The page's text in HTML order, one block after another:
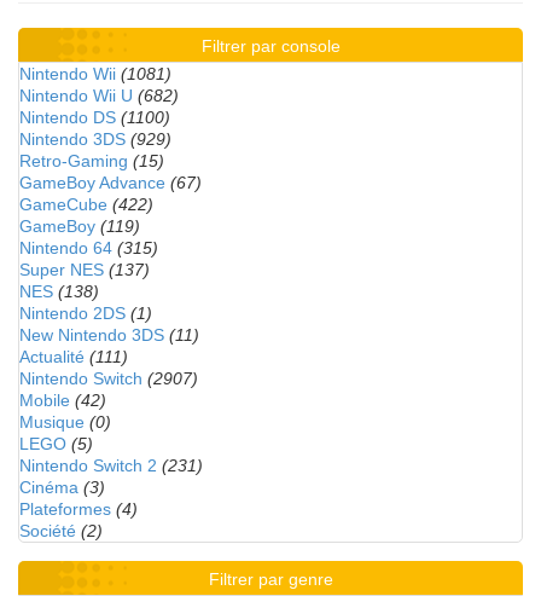
Filtrer par console
Nintendo Wii (1081)
Nintendo Wii U (682)
Nintendo DS (1100)
Nintendo 3DS (929)
Retro-Gaming (15)
GameBoy Advance (67)
GameCube (422)
GameBoy (119)
Nintendo 64 (315)
Super NES (137)
NES (138)
Nintendo 2DS (1)
New Nintendo 3DS (11)
Actualité (111)
Nintendo Switch (2907)
Mobile (42)
Musique (0)
LEGO (5)
Nintendo Switch 2 (231)
Cinéma (3)
Plateformes (4)
Société (2)
Filtrer par genre